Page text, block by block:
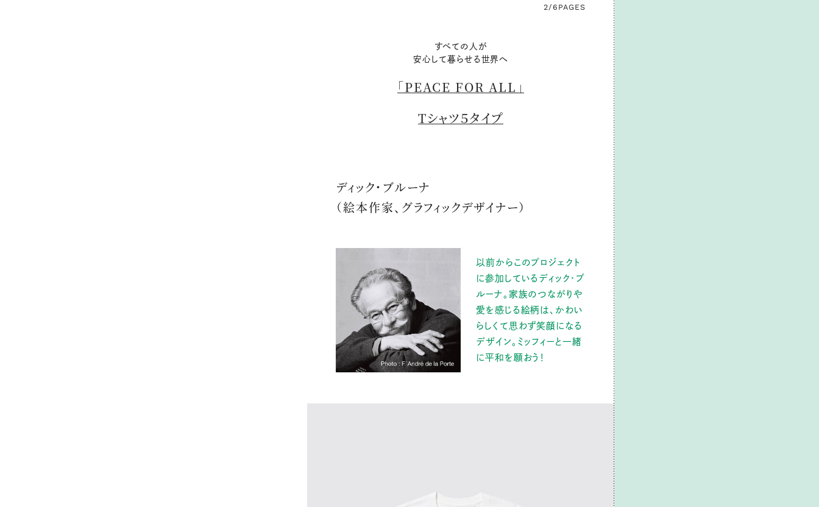
2/6 PAGES
すべての人が
安心して暮らせる世界へ
「PEACE FOR ALL」
Tシャツ５タイプ
ディック・ブルーナ
（絵本作家、グラフィックデザイナー）
以前からこのプロジェクト
に参加しているディック・ブ
ルーナ。家族のつながりや
愛を感じる絵柄は、かわい
らしくて思わず笑顔になる
デザイン。ミッフィーと一緒
に平和を願おう！